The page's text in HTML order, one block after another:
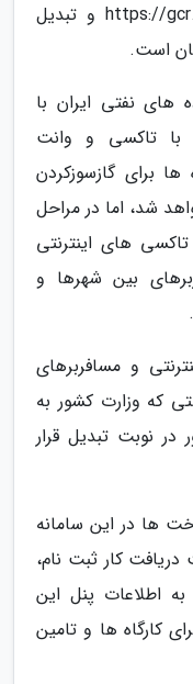
ثبت نام در سایت https://gcr.niopdc.ir/login و تبدیل
است.
نفتی ایران با
با تاکسی و وانت
برای گازسوزکردن
شد، اما در مراحل
های اینترنتی
بین شهرها و
و مسافربرهای
که وزارت کشور به
در نوبت تبدیل قرار
ها در این سامانه
کار ثبت نام،
اطلاعات پنل این
کارگاه ها و تامین